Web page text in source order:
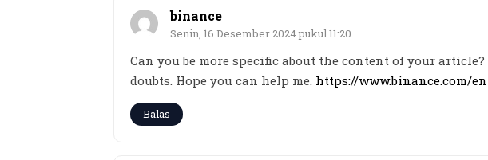
binance
Senin, 16 Desember 2024 pukul 11:20
Can you be more specific about the content of your
doubts. Hope you can help me. https://www.binance.com/
Balas